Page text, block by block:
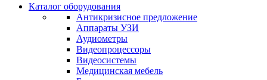
Каталог оборудования
Антикризисное предложение
Аппараты УЗИ
Аудиометры
Видеопроцессоры
Видеосистемы
Медицинская мебель